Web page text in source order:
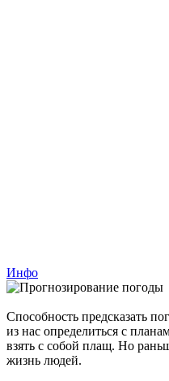
Инфо
Способность предсказать
из нас определиться с
взять с собой плащ. Но
жизнь людей.